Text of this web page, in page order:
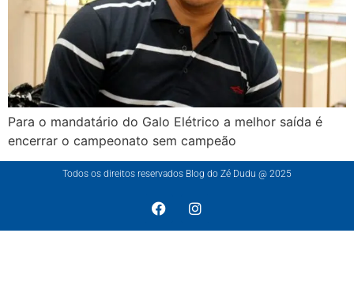
Para o mandatário do Galo Elétrico a melhor saída é
encerrar o campeonato sem campeão
Todos os direitos reservados Blog do Zé Dudu @ 2025